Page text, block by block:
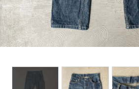
OUTER WEAR
BOTTOMS
DESIGNERS ARCHIVES